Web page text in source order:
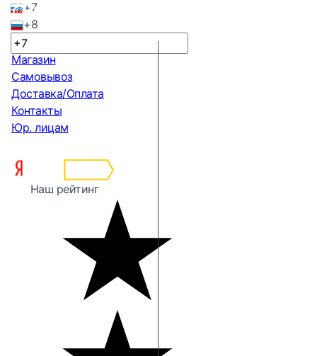
+7
+8
Магазин
Самовывоз
Доставка/Оплата
Контакты
Юр. лицам
Наш рейтинг